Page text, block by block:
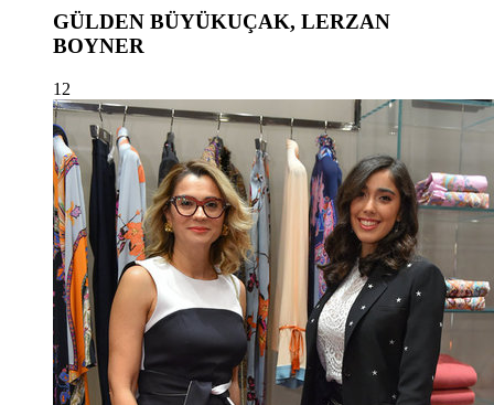
GÜLDEN BÜYÜKUÇAK, LERZAN
BOYNER
12